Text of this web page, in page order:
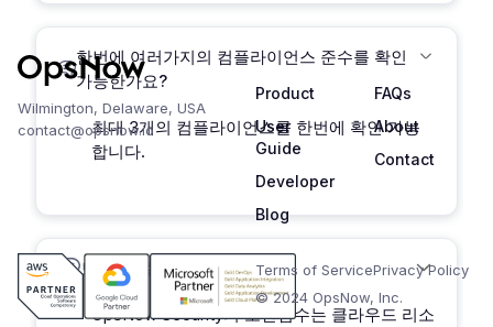
한번에 여러가지의 컴플라이언스 준수를 확인
가능한가요?
최대 3개의 컴플라이언스를 한번에 확인 가능
합니다.
보안점수는 무엇인가요?
OpsNow Security의 보안점수는 클라우드 리소
Wilmington, Delaware, USA
contact@opsnow.io
Product
User
Guide
Developer
Blog
FAQs
About
Contact
Terms of ServicePrivacy Policy
© 2024 OpsNow, Inc.